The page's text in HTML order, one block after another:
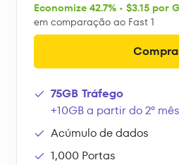
Economize 42.7% • $3.15 por
em comparação ao Fast 1
75GB Tráfego
+10GB a partir do 2º mês
Acúmulo de dados
1,000 Portas